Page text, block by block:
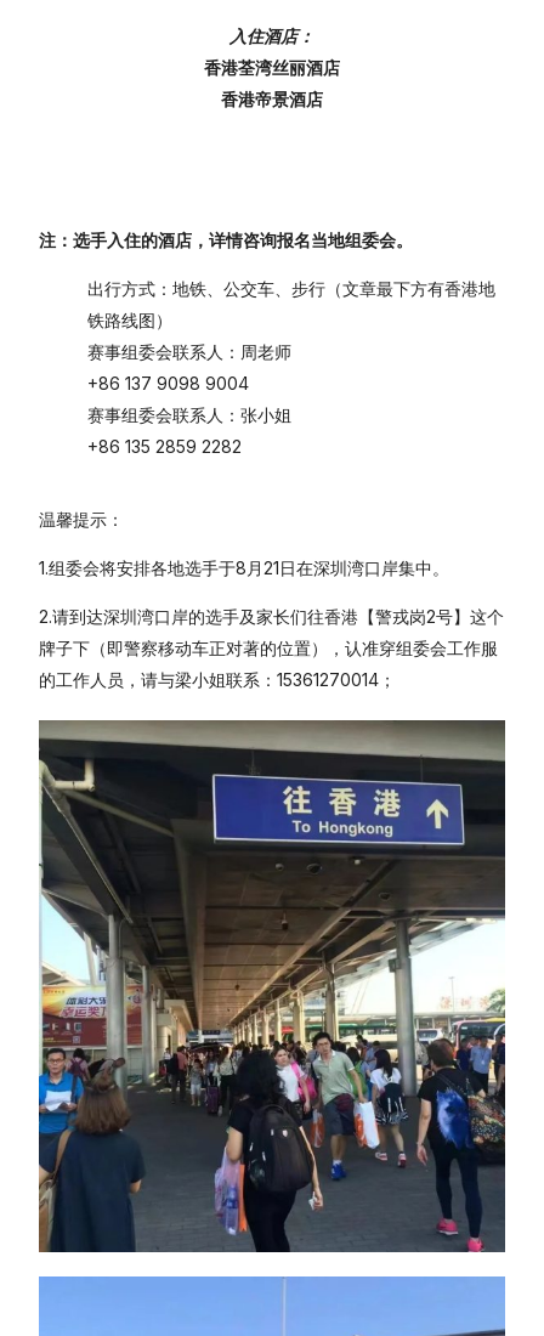
入住酒店：
香港荃湾丝丽酒店
香港帝景酒店
注：选手入住的酒店，详情咨询报名当地组委会。
出行方式：地铁、公交车、步行（文章最下方有香港地
铁路线图）
赛事组委会联系人：周老师
+86 137 9098 9004
赛事组委会联系人：张小姐
+86 135 2859 2282
温馨提示：
1.组委会将安排各地选手于8月21日在深圳湾口岸集中。
2.请到达深圳湾口岸的选手及家长们往香港【警戎岗2号】这个
牌子下（即警察移动车正对著的位置），认准穿组委会工作服
的工作人员，请与梁小姐联系：15361270014；